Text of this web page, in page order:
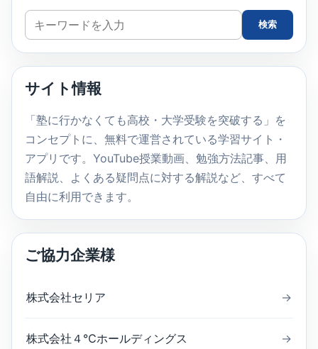
サ
イ
ト
検
索
検索
サイト情報
「塾に行かなくても高校・大学受験を突破する」を
コンセプトに、無料で運営されている学習サイト・
アプリです。YouTube授業動画、勉強方法記事、用
語解説、よくある疑問点に対する解説など、すべて
自由に利用できます。
ご協力企業様
株式会社セリア →
株式会社４℃ホールディングス →